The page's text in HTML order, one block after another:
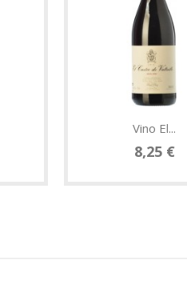
Vino El...
8,25 €